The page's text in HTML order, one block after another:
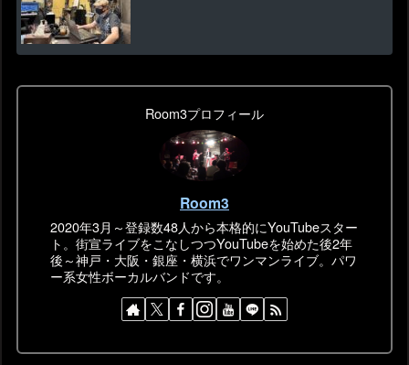
Room3プロフィール
Room3
2020年3月～登録数48人から本格的にYouTubeスター
ト。街宣ライブをこなしつつYouTubeを始めた後2年
後～神戸・大阪・銀座・横浜でワンマンライブ。パワ
ー系女性ボーカルバンドです。